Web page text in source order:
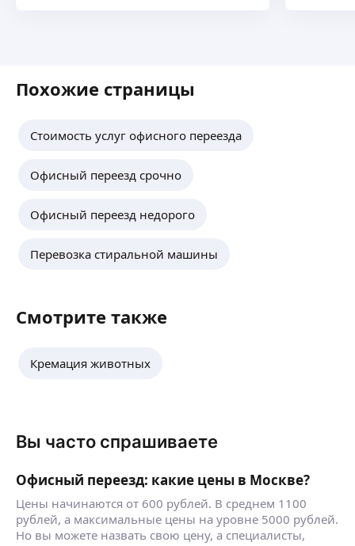
Похожие страницы
Стоимость услуг офисного переезда
Офисный переезд срочно
Офисный переезд недорого
Перевозка стиральной машины
Смотрите также
Кремация животных
Вы часто спрашиваете
Офисный переезд: какие цены в Москве?
Цены начинаются от 600 рублей. В среднем 1100
рублей, а максимальные цены на уровне 5000 рублей.
Но вы можете назвать свою цену, а специалисты,